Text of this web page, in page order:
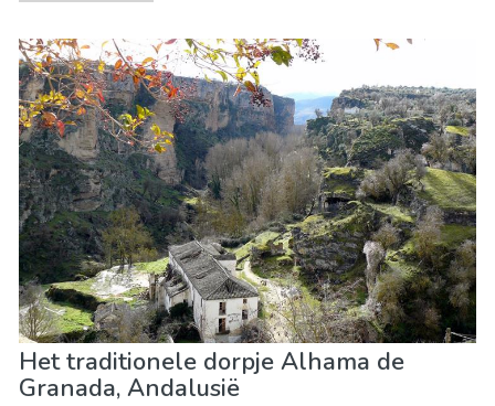
Het traditionele dorpje Alhama de
Granada, Andalusië